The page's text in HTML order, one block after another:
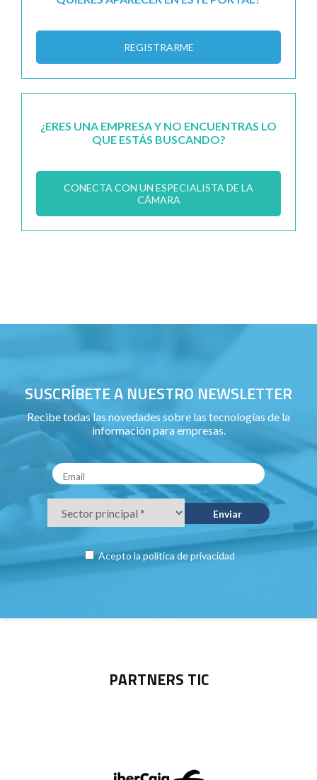
REGISTRARME
¿ERES UNA EMPRESA Y NO ENCUENTRAS LO
QUE ESTÁS BUSCANDO?
CONECTA CON UN ESPECIALISTA DE LA
CÁMARA
SUSCRÍBETE A NUESTRO NEWSLETTER
Recibe todas las novedades sobre las tecnologías de la
información para empresas.
Acepto la política de privacidad
PARTNERS TIC